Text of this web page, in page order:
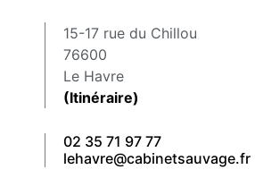
15-17 rue du Chillou
76600
Le Havre
(Itinéraire)
02 35 71 97 77
lehavre@cabinetsauvage.fr